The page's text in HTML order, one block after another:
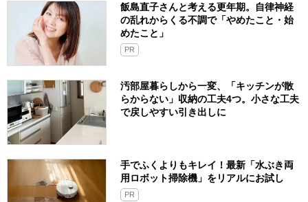
飯島直子さんと考える更年期。自律神経
の乱れからくる不調で「やめたこと・始
めたこと」
PR
汚部屋暮らしから一変、「キッチンが散
らからない」収納の工夫4つ。小さな工夫
で戻しやすい引き出しに
手でふくよりもキレイ！最新「水ぶき両
用ロボット掃除機」をリアルにお試し
PR